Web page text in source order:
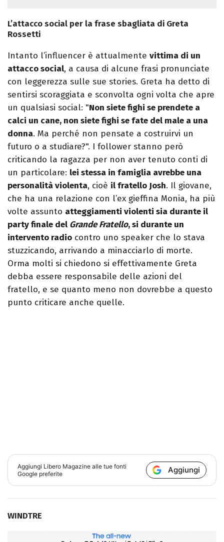
L’attacco social per la frase sbagliata di Greta
Rossetti
Intanto l’influencer è attualmente vittima di un
attacco social, a causa di alcune frasi pronunciate
con leggerezza sulle sue stories. Greta ha detto di
sentirsi scoraggiata e sconvolta ogni volta che apre
un qualsiasi social: "Non siete fighi se prendete a
calci un cane, non siete fighi se fate del male a una
donna. Ma perché non pensate a costruirvi un
futuro o a studiare?". I follower stanno però
criticando la ragazza per non aver tenuto conti di
un particolare: lei stessa in famiglia avrebbe una
personalità violenta, cioè il fratello Josh. Il giovane,
che ha una relazione con l’ex gieffina Monia, ha più
volte assunto atteggiamenti violenti sia durante il
party finale del Grande Fratello, si durante un
intervento radio contro uno speaker che lo stava
stuzzicando, arrivando a minacciarlo di morte.
Orma molti si chiedono si effettivamente Greta
debba essere responsabile delle azioni del
fratello, e se quanto meno non dovrebbe a questo
punto criticare anche quelle.
Aggiungi Libero Magazine alle tue fonti
Google preferite
Aggiungi
WINDTRE